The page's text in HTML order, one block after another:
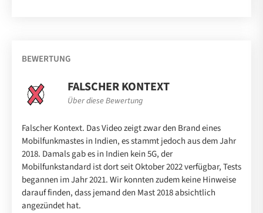
BEWERTUNG
FALSCHER KONTEXT
Über diese Bewertung
Falscher Kontext. Das Video zeigt zwar den Brand eines
Mobilfunkmastes in Indien, es stammt jedoch aus dem Jahr
2018. Damals gab es in Indien kein 5G, der
Mobilfunkstandard ist dort seit Oktober 2022 verfügbar, Tests
begannen im Jahr 2021. Wir konnten zudem keine Hinweise
darauf finden, dass jemand den Mast 2018 absichtlich
angezündet hat.